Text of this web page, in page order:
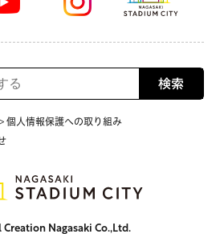
検索
個人情報保護への取り組み
Nagasaki Co.,Ltd.